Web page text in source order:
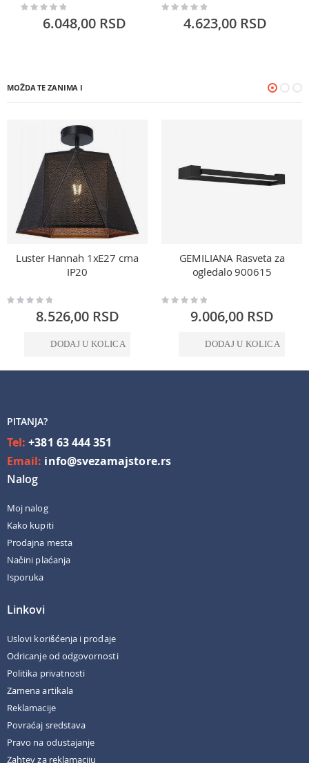
Rating:
6.048,00 RSD
Rating:
4.623,00 RSD
MOŽDA TE ZANIMA I
Luster Hannah 1xE27 crna
IP20
Rating:
8.526,00 RSD
DODAJ U KOLICA
GEMILIANA Rasveta za
ogledalo 900615
Rating:
9.006,00 RSD
DODAJ U KOLICA
PITANJA?
Tel:+381 63 444 351
Email: info@svezamajstore.rs
Nalog
Moj nalog
Kako kupiti
Prodajna mesta
Načini plaćanja
Isporuka
Linkovi
Uslovi korišćenja i prodaje
Odricanje od odgovornosti
Politika privatnosti
Zamena artikala
Reklamacije
Povraćaj sredstava
Pravo na odustajanje
Zahtev za reklamaciju